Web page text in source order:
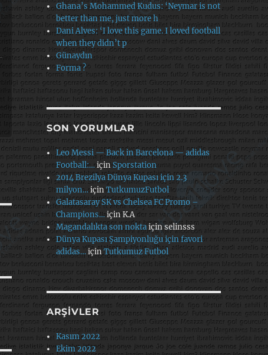
Ghana’s Mohammed Kudus: ‘Neymar is not
better than me, just more h
Dani Alves: ‘I love this game. I loved football
when they didn’t p
Günaydın
Forma ?
SON YORUMLAR
Leo Messi — Back in Barcelona — adidas
Football:…içinSporstation
2014 Brezilya Dünya Kupası için 2.3
milyon…içinTutkumuzFutbol
Galatasaray SK vs Chelsea FC Promo –
Champions…içinK.A
Magandalıkta son noktaiçinselinsss
Dünya Kupası Şampiyonluğu için favori
adidas…içinTutkumuz Futbol
ARŞIVLER
Kasım 2022
Ekim 2022